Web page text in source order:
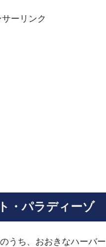
ーリンク
・パラディーゾ
うち、おおきなハーバ